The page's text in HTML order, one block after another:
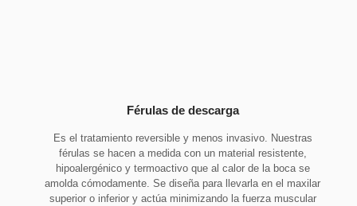
Férulas de descarga
Es el tratamiento reversible y menos invasivo. Nuestras
férulas se hacen a medida con un material resistente,
hipoalergénico y termoactivo que al calor de la boca se
amolda cómodamente. Se diseña para llevarla en el maxilar
superior o inferior y actúa minimizando la fuerza muscular